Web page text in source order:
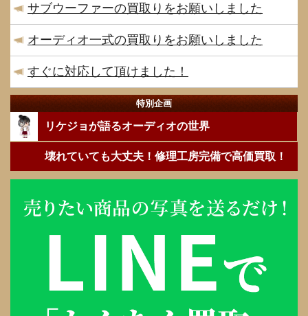
サブウーファーの買取りをお願いしました
オーディオ一式の買取りをお願いしました
すぐに対応して頂けました！
特別企画
リケジョが語るオーディオの世界
壊れていても大丈夫！修理工房完備で高価買取！